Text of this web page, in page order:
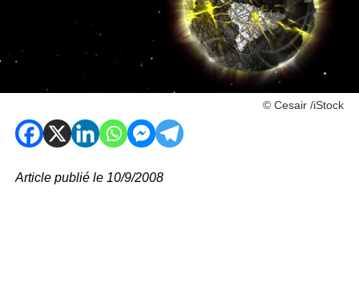
© Cesair /iStock
Article publié le 10/9/2008